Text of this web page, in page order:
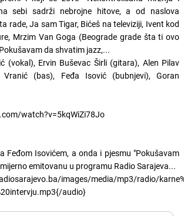
sebi sadrži nebrojne hitove, a od naslova
rade, Ja sam Tigar, Bićeš na televiziji, Ivent kod
Mrzim Van Goga (Beograde grade šta ti ovo
da shvatim jazz,...
(vokal), Ervin Buševac Širli (gitara), Alen Pilav
Vranić (bas), Feđa Isović (bubnjevi), Goran
watch?v=5kqWiZi78Jo
Feđom Isovićem, a onda i pjesmu "Pokušavam
emitovanu u programu Radio Sarajeva...
images/media/mp3/radio/
audio}